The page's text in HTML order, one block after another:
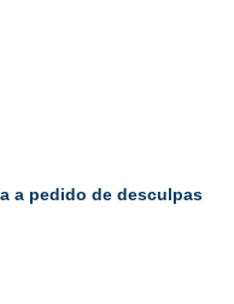
a pedido de desculpas